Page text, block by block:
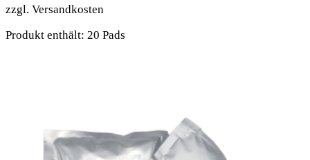
zzgl. Versandkosten
Produkt enthält: 20 Pads